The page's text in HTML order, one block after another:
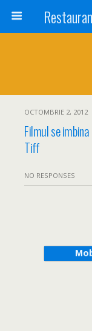
OCTOMBRIE 2, 2012
Filmul se
Tiff
NO RESPONSES